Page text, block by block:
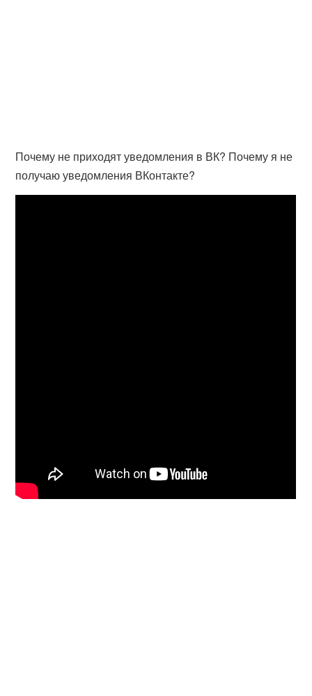
Почему не приходят уведомления в ВК? Почему я не
получаю уведомления ВКонтакте?